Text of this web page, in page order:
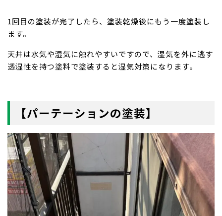
1回目の塗装が完了したら、塗装乾燥後にもう一度塗装し
ます。
天井は水気や湿気に触れやすいですので、湿気を外に逃す
透湿性を持つ塗料で塗装すると湿気対策になります。
【パーテーションの塗装】